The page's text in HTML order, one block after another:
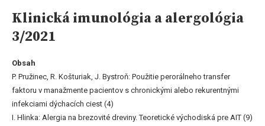
Klinická imunológia a alergológia
3/2021
Obsah
P. Pružinec, R. Košturiak, J. Bystroň: Použitie perorálneho transfer
faktoru v manažmente pacientov s chronickými alebo rekurentnými
infekciami dýchacích ciest (4)
I. Hlinka: Alergia na brezovité dreviny. Teoretické východiská pre AIT (9)